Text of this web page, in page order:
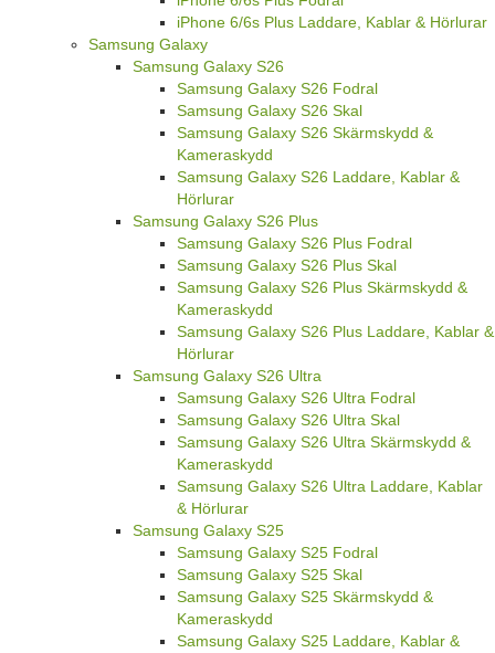
iPhone 6/6s Plus Laddare, Kablar & Hörlurar
Samsung Galaxy
Samsung Galaxy S26
Samsung Galaxy S26 Fodral
Samsung Galaxy S26 Skal
Samsung Galaxy S26 Skärmskydd &
Kameraskydd
Samsung Galaxy S26 Laddare, Kablar &
Hörlurar
Samsung Galaxy S26 Plus
Samsung Galaxy S26 Plus Fodral
Samsung Galaxy S26 Plus Skal
Samsung Galaxy S26 Plus Skärmskydd &
Kameraskydd
Samsung Galaxy S26 Plus Laddare, Kablar &
Hörlurar
Samsung Galaxy S26 Ultra
Samsung Galaxy S26 Ultra Fodral
Samsung Galaxy S26 Ultra Skal
Samsung Galaxy S26 Ultra Skärmskydd &
Kameraskydd
Samsung Galaxy S26 Ultra Laddare, Kablar
& Hörlurar
Samsung Galaxy S25
Samsung Galaxy S25 Fodral
Samsung Galaxy S25 Skal
Samsung Galaxy S25 Skärmskydd &
Kameraskydd
Samsung Galaxy S25 Laddare, Kablar &